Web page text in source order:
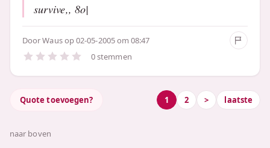
survive,, 8o|
DoorWausop 02-05-2005 om 08:47
0 stemmen
Quote toevoegen? 1 2 > laatste
naar boven